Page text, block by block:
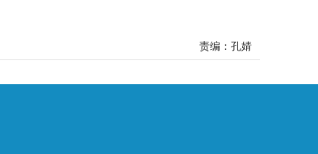
责编：孔婧